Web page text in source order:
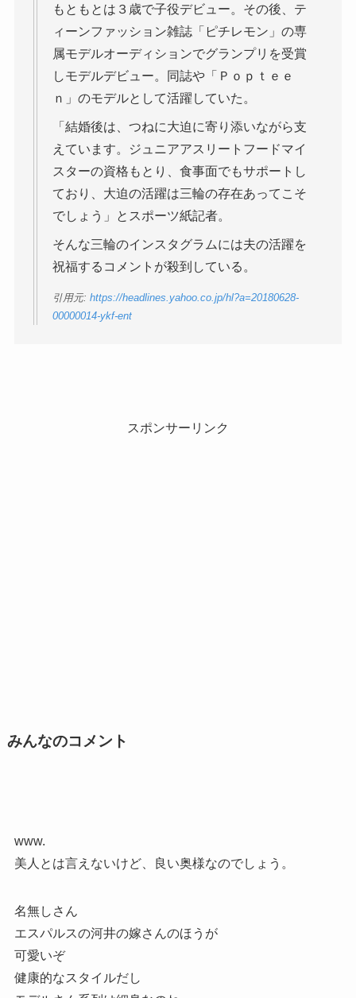
もともとは３歳で子役デビュー。その後、テ
ィーンファッション雑誌「ピチレモン」の専
属モデルオーディションでグランプリを受賞
しモデルデビュー。同誌や「Ｐｏｐｔｅｅ
ｎ」のモデルとして活躍していた。
「結婚後は、つねに大迫に寄り添いながら支
えています。ジュニアアスリートフードマイ
スターの資格もとり、食事面でもサポートし
ており、大迫の活躍は三輪の存在あってこそ
でしょう」とスポーツ紙記者。
そんな三輪のインスタグラムには夫の活躍を
祝福するコメントが殺到している。
引用元: https://headlines.yahoo.co.jp/hl?a=20180628-
00000014-ykf-ent
スポンサーリンク
みんなのコメント
www.
美人とは言えないけど、良い奥様なのでしょう。
名無しさん
エスパルスの河井の嫁さんのほうが
可愛いぞ
健康的なスタイルだし